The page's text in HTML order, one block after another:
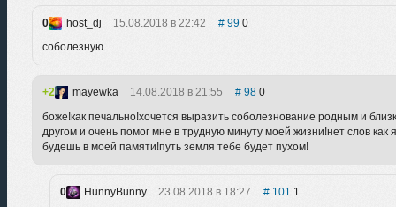
0 host_dj 15.08.2018 в 22:42 990
соболезную
2 mayewka 14.08.2018 в 21:55 980
боже!как печально!хочется выразить соболезнование родным и
другом и очень помог мне в трудную минуту моей жизни!нет слов
будешь в моей памяти!путь земля тебе будет пухом!
0 HunnyBunny 23.08.2018 в 18:27 1011